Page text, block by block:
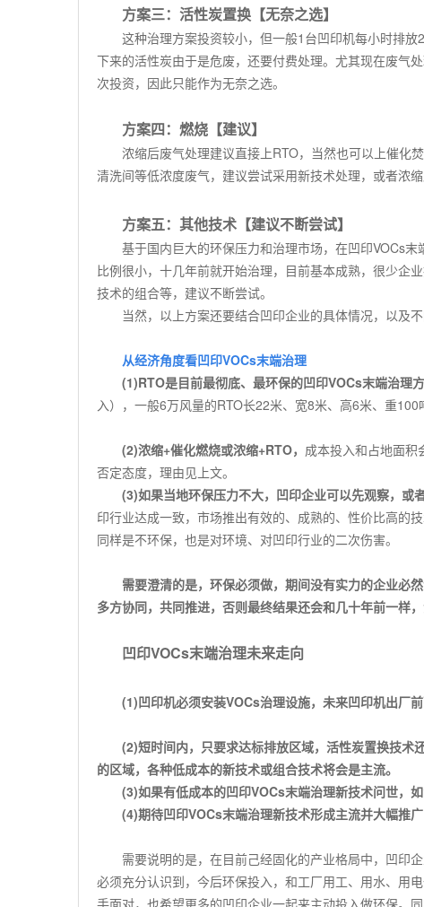
方案三：活性炭置换【无奈之选】
这种治理方案投资较小，但一般1 台凹印机每小时排放
下来的活性炭由于是危废，还要付费处理。尤其现在废气
次投资，因此只能作为无奈之选。
方案四：燃烧【建议】
浓缩后废气处理建议直接上RTO，当然也可以上催化
清洗间等低浓度废气，建议尝试采用新技术处理，或者浓
方案五：其他技术【建议不断尝试】
基于国内巨大的环保压力和治理市场，在凹印VOCs末
比例很小，十几年前就开始治理，目前基本成熟，很少企
技术的组合等，建议不断尝试。
当然，以上方案还要结合凹印企业的具体情况，以及不
从经济角度看凹印VOCs末端治理
(1)RTO是目前最彻底、最环保的凹印VOCs末端治理
入），一般6万风量的RTO长22米、宽8米、高6米、重100
(2)浓缩+催化燃烧或浓缩+RTO， 成本投入和占地面积
否定态度，理由见上文。
(3)如果当地环保压力不大，凹印企业可以先观察，或
印行业达成一致，市场推出有效的、成熟的、性价比高的
同样是不环保，也是对环境、对凹印行业的二次伤害。
需要澄清的是，环保必须做，期间没有实力的企业必
多方协同，共同推进，否则最终结果还会和几十年前一样，
凹印VOCs末端治理未来走向
(1)凹印机必须安装VOCs治理设施，未来凹印机出厂
(2)短时间内，只要求达标排放区域，活性炭置换技术
的区域，各种低成本的新技术或组合技术将会是主流。
(3)如果有低成本的凹印VOCs末端治理新技术问世，如
(4)期待凹印VOCs末端治理新技术形成主流并大幅推
需要说明的是，在目前己经固化的产业格局中，凹印
必须充分认识到，今后环保投入，和工厂用工、用水、用
手面对，也希望更多的凹印企业一起来主动投入做环保。